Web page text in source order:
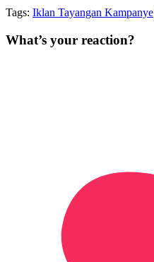
Tags: Iklan Tayangan Kampanye
What’s your reaction?